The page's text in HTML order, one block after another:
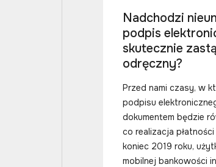
Nadchodzi
podpis
skutecznie
odręczny?
Przed nami czasy, w
podpisu
dokumentem będzie
co realizacja
koniec 2019 roku,
mobilnej bankowości